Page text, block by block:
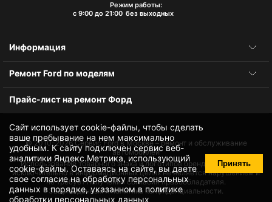
Сайт использует cookie-файлы, чтобы сделать
ваше пребывание на нем максимально
удобным. К cайту подключен сервис веб-
аналитики Яндекс.Метрика, использующий
cookie-файлы. Оставаясь на сайте, вы даете
своесогласие на обработку персональных
данных в порядке, указанном в политике
обработки персональных данных
Принять
Режим работы:
с 9:00 до 21:00 без выходных
Информация
Ремонт Ford по моделям
Прайс-лист на ремонт Форд
© 2010-2026Сервис Ford в Москве – ремонт и обслуживание
автомобилей
Использование товарного знака и логотипов бренда происходит
исключительно в информационных целях не является нарушением и
не требует получения согласия правообладателя.
Защита данных и политика конфиденциальности.